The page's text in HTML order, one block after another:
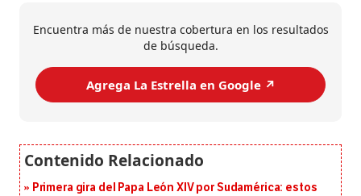
Encuentra más de nuestra cobertura en los resultados
de búsqueda.
Agrega La Estrella en Google ↗️
Primera gira del Papa León XIV por Sudamérica: estos